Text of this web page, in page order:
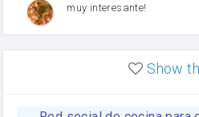
muy interesante!
enLasaña casera fácil y
Show